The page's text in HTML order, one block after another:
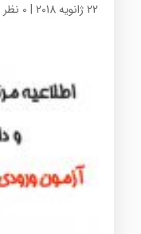
22 ژانویه 2018 | 0 نظر